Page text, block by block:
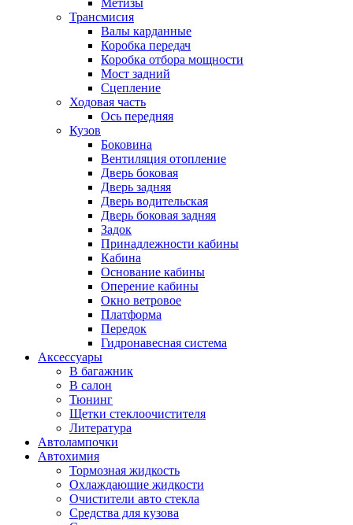
Метизы
Трансмисия
Валы карданные
Коробка передач
Коробка отбора мощности
Мост задний
Сцепление
Ходовая часть
Ось передняя
Кузов
Боковина
Вентиляция отопление
Дверь боковая
Дверь задняя
Дверь водительская
Дверь боковая задняя
Задок
Принадлежности кабины
Кабина
Основание кабины
Оперение кабины
Окно ветровое
Платформа
Передок
Гидронавесная система
Аксессуары
В багажник
В салон
Тюнинг
Щетки стеклоочистителя
Литература
Автолампочки
Автохимия
Тормозная жидкость
Охлаждающие жидкости
Очистители авто стекла
Средства для кузова